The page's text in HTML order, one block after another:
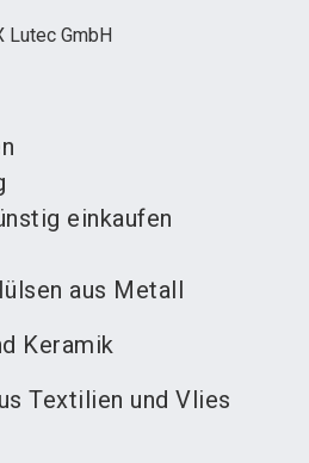
Lutec GmbH
einkaufen
aus Metall
Keramik
Textilien und Vlies